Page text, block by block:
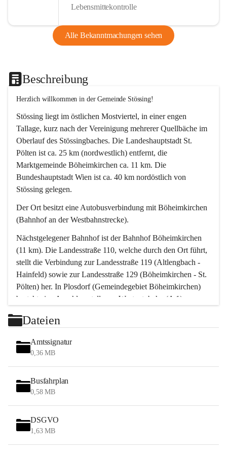
Lebensmittekontrolle
Alle Bekanntmachungen sehen
Beschreibung
Herzlich willkommen in der Gemeinde Stössing!
Stössing liegt im östlichen Mostviertel, in einer engen
Tallage, kurz nach der Vereinigung mehrerer Quellbäche im
Oberlauf des Stössingbaches. Die Landeshauptstadt St.
Pölten ist ca. 25 km (nordwestlich) entfernt, die
Marktgemeinde Böheimkirchen ca. 11 km. Die
Bundeshauptstadt Wien ist ca. 40 km nordöstlich von
Stössing gelegen.
Der Ort besitzt eine Autobusverbindung mit Böheimkirchen
(Bahnhof an der Westbahnstrecke).
Nächstgelegener Bahnhof ist der Bahnhof Böheimkirchen
(11 km). Die Landesstraße 110, welche durch den Ort führt,
stellt die Verbindung zur Landesstraße 119 (Altlengbach -
Hainfeld) sowie zur Landesstraße 129 (Böheimkirchen - St.
Pölten) her. In Plosdorf (Gemeindegebiet Böheimkirchen)
besteht eine Anschlussstelle zur Westautobahn (A 1).
Wien erreicht man in ca. 45 Minuten.
Stössing zählt noch zum Naherholungsraum Wien sowie
zum Naherholungsraum St. Pölten. Viele Bauernhöfe hatten
„ihre Wiener“. Seit 1960 bauten viele Wiener
Wochenendhäuser im Gemeindegebiet. Wegen des
waldreichen Jagdgebietes haben viele Jagdpächter ihre
Das Wandern ist aus touristischer Sicht die bedeutendste
Tätigkeit. Das hügelige Gebiet mit Wanderwegen durch
Wiesen, Wälder und Obstkulturen lädt dazu ein. Gefördert
Dateien
Amtssignatur
0,36 MB
Busfahrplan
0,58 MB
DSGVO
1,63 MB